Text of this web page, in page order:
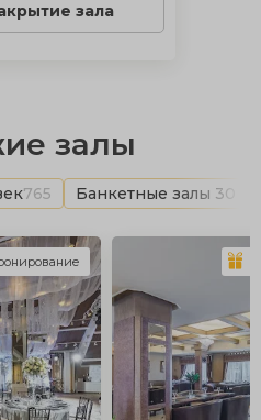
зала
залы
765 Банкетные залы 30